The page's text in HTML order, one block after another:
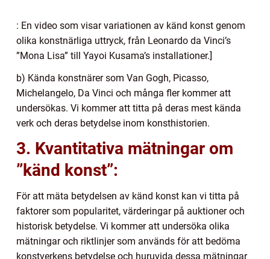
: En video som visar variationen av känd konst genom
olika konstnärliga uttryck, från Leonardo da Vinci’s
”Mona Lisa” till Yayoi Kusama’s installationer.]
b) Kända konstnärer som Van Gogh, Picasso,
Michelangelo, Da Vinci och många fler kommer att
undersökas. Vi kommer att titta på deras mest kända
verk och deras betydelse inom konsthistorien.
3. Kvantitativa mätningar om
”känd konst”:
För att mäta betydelsen av känd konst kan vi titta på
faktorer som popularitet, värderingar på auktioner och
historisk betydelse. Vi kommer att undersöka olika
mätningar och riktlinjer som används för att bedöma
konstverkens betydelse och huruvida dessa mätningar